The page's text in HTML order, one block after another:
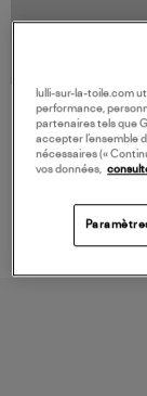
480,00 €
JEROME
Sac Bobi S Cuir
Champagne
lulli-sur-la-toile.com
performance,
partenaires tels que
accepter l’ensemble
nécessaires («
vos données,